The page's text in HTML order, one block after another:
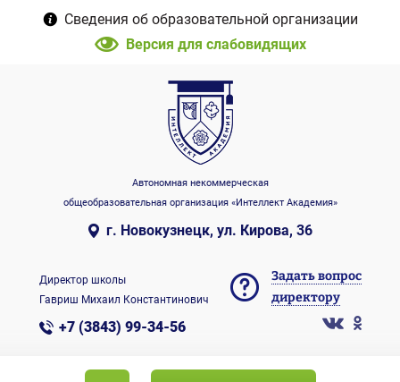
Сведения об образовательной организации
Версия для слабовидящих
Автономная некоммерческая
общеобразовательная организация «Интеллект Академия»
г. Новокузнецк, ул. Кирова, 36
Директор школы
Гавриш Михаил Константинович
+7 (3843) 99-34-56
Задать вопрос
директору